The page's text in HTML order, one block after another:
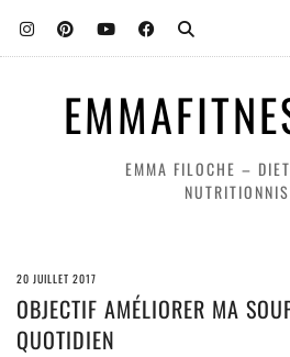
EMMA FILOCHE –
20 JUILLET 2017
OBJECTIF AMÉLIORER MA
QUOTIDIEN